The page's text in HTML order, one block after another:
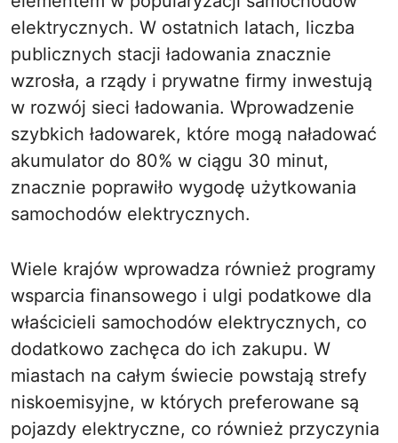
elektrycznych. W ostatnich latach, liczba
publicznych stacji ładowania znacznie
wzrosła, a rządy i prywatne firmy inwestują
w rozwój sieci ładowania. Wprowadzenie
szybkich ładowarek, które mogą naładować
akumulator do 80% w ciągu 30 minut,
znacznie poprawiło wygodę użytkowania
samochodów elektrycznych.
Wiele krajów wprowadza również programy
wsparcia finansowego i ulgi podatkowe dla
właścicieli samochodów elektrycznych, co
dodatkowo zachęca do ich zakupu. W
miastach na całym świecie powstają strefy
niskoemisyjne, w których preferowane są
pojazdy elektryczne, co również przyczynia